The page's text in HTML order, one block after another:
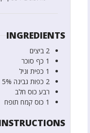
INGREDIENTS
2 ביצים
1 כף סוכר
1 כפית וניל
2 כפות גבינה 5%
רבע כוס חלב
1 כוס קמח תופח